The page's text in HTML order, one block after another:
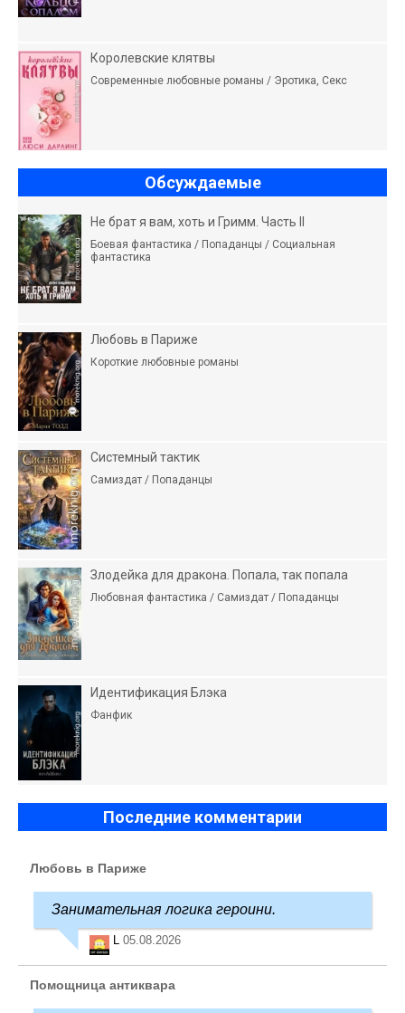
Королевские клятвы
Современные любовные романы / Эротика, Секс
Обсуждаемые
Не брат я вам, хоть и Гримм. Часть II
Боевая фантастика / Попаданцы / Социальная
фантастика
Любовь в Париже
Короткие любовные романы
Системный тактик
Самиздат / Попаданцы
Злодейка для дракона. Попала, так попала
Любовная фантастика / Самиздат / Попаданцы
Идентификация Блэка
Фанфик
Последние комментарии
Любовь в Париже
Занимательная логика героини.
L 05.08.2026
Помощница антиквара